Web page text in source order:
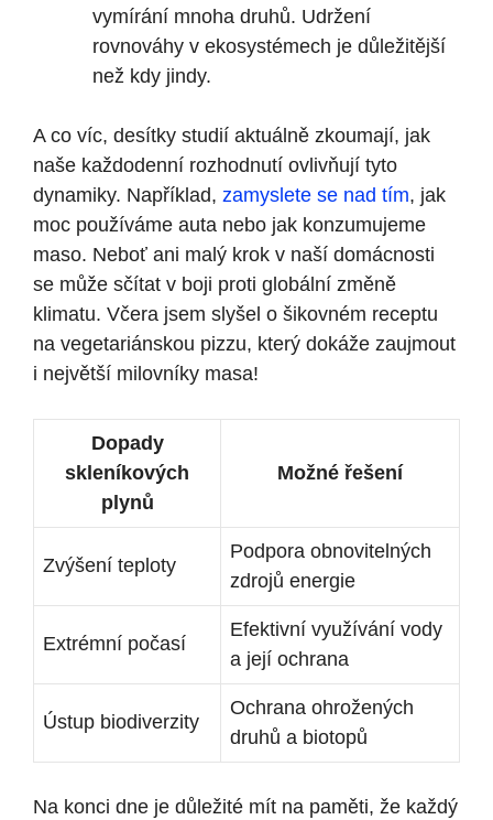
vymírání mnoha druhů. Udržení
rovnováhy v ekosystémech je důležitější
než kdy jindy.
A co víc, desítky studií aktuálně zkoumají, jak
naše každodenní rozhodnutí ovlivňují tyto
dynamiky. Například, zamyslete se nad tím, jak
moc používáme auta nebo jak konzumujeme
maso. Neboť ani malý krok v naší domácnosti
se může sčítat v boji proti globální změně
klimatu. Včera jsem slyšel o šikovném receptu
na vegetariánskou pizzu, který dokáže zaujmout
i největší milovníky masa!
Dopady
skleníkových
plynů
Možné řešení
Zvýšení teploty
Podpora obnovitelných
zdrojů energie
Extrémní počasí
Efektivní využívání vody
a její ochrana
Ústup biodiverzity
Ochrana ohrožených
druhů a biotopů
Na konci dne je důležité mít na paměti, že každý